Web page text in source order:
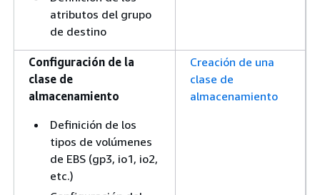
atributos del grupo
de destino
Configuración de la
clase de
almacenamiento
Definición de los
tipos de volúmenes
de EBS (gp3, io1, io2,
etc.)
Creación de una
clase de
almacenamiento